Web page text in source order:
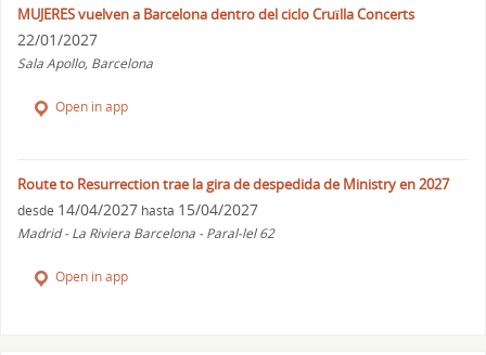
MUJERES vuelven a Barcelona dentro del ciclo Cruïlla Concerts
22/01/2027
Sala Apollo, Barcelona
Open in app
Route to Resurrection trae la gira de despedida de Ministry en 2027
desde 14/04/2027 hasta 15/04/2027
Madrid - La Riviera Barcelona - Paral-lel 62
Open in app